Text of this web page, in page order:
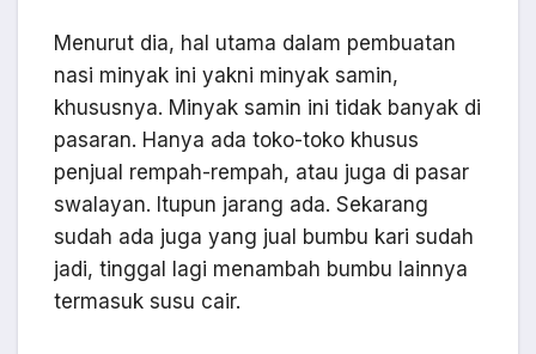
Menurut dia, hal utama dalam pembuatan
nasi minyak ini yakni minyak samin,
khususnya. Minyak samin ini tidak banyak di
pasaran. Hanya ada toko-toko khusus
penjual rempah-rempah, atau juga di pasar
swalayan. Itupun jarang ada. Sekarang
sudah ada juga yang jual bumbu kari sudah
jadi, tinggal lagi menambah bumbu lainnya
termasuk susu cair.